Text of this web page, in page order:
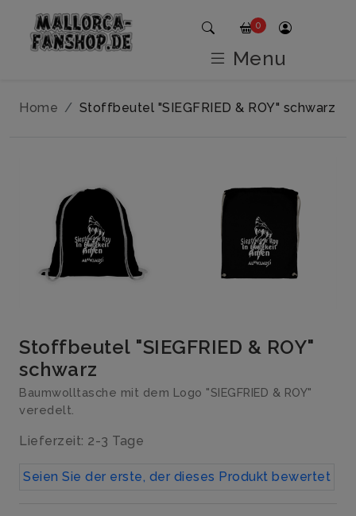
Home Stoffbeutel "SIEGFRIED & ROY" schwarz
Stoffbeutel "SIEGFRIED & ROY"
schwarz
Baumwolltasche mit dem Logo "SIEGFRIED & ROY"
veredelt.
Lieferzeit: 2-3 Tage
Seien Sie der erste, der dieses Produkt bewertet
0
Menu